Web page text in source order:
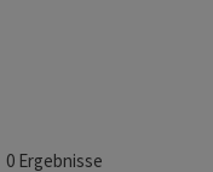
0Ergebnisse